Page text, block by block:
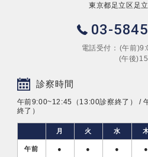
東京都足立区足
03-
電話受付： (午前
(午後
診察時間
午前9:00~12:45（13:00診察終了） /
終了）
月 火 水
午前 ● ● ● ●